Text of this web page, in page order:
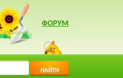
ФОРУМ
НАЙТИ
Подворье
погребки